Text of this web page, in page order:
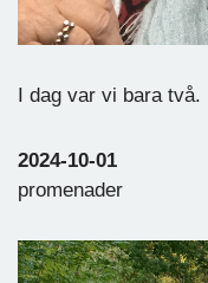
I dag var vi bara
2024-
promenader